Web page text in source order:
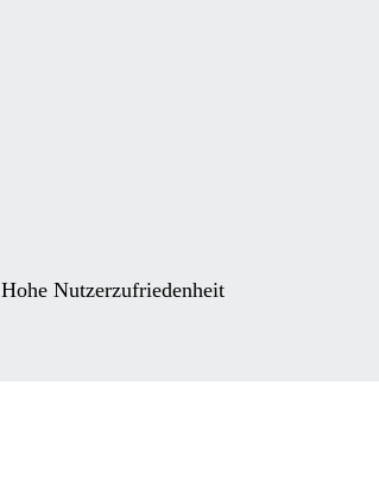
Hohe Nutzerzufriedenheit